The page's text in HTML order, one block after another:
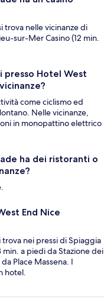
trova nelle vicinanze di
sur-Mer Casino (12 min.
Hotel West
come ciclismo ed
Nelle vicinanze,
in monopattino elettrico
ha dei ristoranti o
End Nice
nei pressi di Spiaggia
min. a piedi da Stazione dei
Place Massena. I
hotel.